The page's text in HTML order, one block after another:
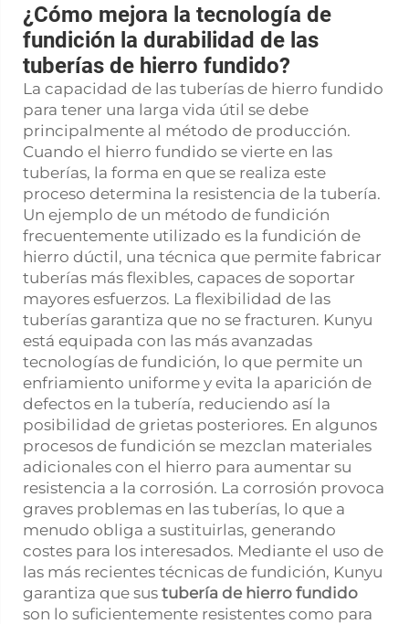
¿Cómo mejora la tecnología de
fundición la durabilidad de las
tuberías de hierro fundido?
La capacidad de las tuberías de hierro fundido
para tener una larga vida útil se debe
principalmente al método de producción.
Cuando el hierro fundido se vierte en las
tuberías, la forma en que se realiza este
proceso determina la resistencia de la tubería.
Un ejemplo de un método de fundición
frecuentemente utilizado es la fundición de
hierro dúctil, una técnica que permite fabricar
tuberías más flexibles, capaces de soportar
mayores esfuerzos. La flexibilidad de las
tuberías garantiza que no se fracturen. Kunyu
está equipada con las más avanzadas
tecnologías de fundición, lo que permite un
enfriamiento uniforme y evita la aparición de
defectos en la tubería, reduciendo así la
posibilidad de grietas posteriores. En algunos
procesos de fundición se mezclan materiales
adicionales con el hierro para aumentar su
resistencia a la corrosión. La corrosión provoca
graves problemas en las tuberías, lo que a
menudo obliga a sustituirlas, generando
costes para los interesados. Mediante el uso de
las más recientes técnicas de fundición, Kunyu
garantiza que sus tubería de hierro fundido
son lo suficientemente resistentes como para